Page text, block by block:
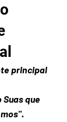
principal
que